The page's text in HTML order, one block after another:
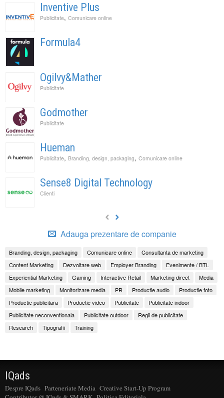
Inventive Plus
Publicitate, Comunicare online
Formula4
Ogilvy&Mather
Publicitate
Godmother
Publicitate
Hueman
Publicitate, Branding, design, packaging, Comunicare online
Sense8 Digital Technology
Clienti
Adauga prezentare de companie
Branding, design, packaging Comunicare online
Consultanta de marketing
Content Marketing
Dezvoltare web Employer Branding
Evenimente / BTL
Experiential Marketing
Gaming Interactive Retail Marketing direct
Media
Mobile marketing
Monitorizare media PR Productie audio
Productie foto
Productie publicitara
Productie video Publicitate
Publicitate indoor
Publicitate neconventionala
Publicitate outdoor
Regii de publicitate
Research
Tipografii Training
IQads
Despre IQads Parteneriate Media Creative Start-Up Program